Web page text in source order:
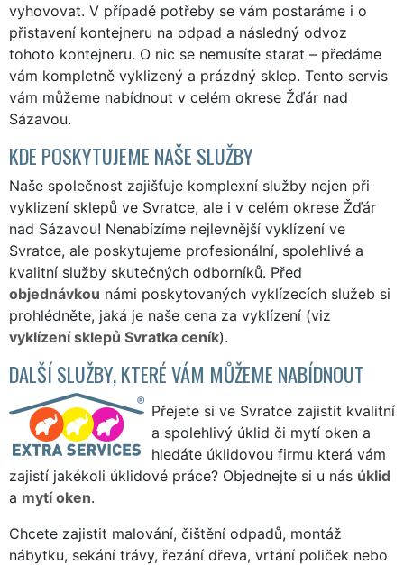
vyhovovat. V případě potřeby se vám postaráme i o
přistavení kontejneru na odpad a následný odvoz
tohoto kontejneru. O nic se nemusíte starat – předáme
vám kompletně vyklizený a prázdný sklep. Tento servis
vám můžeme nabídnout v celém okrese Žďár nad
Sázavou.
KDE POSKYTUJEME NAŠE SLUŽBY
Naše společnost zajišťuje komplexní služby nejen při
vyklizení sklepů ve Svratce, ale i v celém okrese Žďár
nad Sázavou! Nenabízíme nejlevnější vyklízení ve
Svratce, ale poskytujeme profesionální, spolehlivé a
kvalitní služby skutečných odborníků. Před
objednávkou námi poskytovaných vyklízecích služeb si
prohlédněte, jaká je naše cena za vyklízení (viz
vyklízení sklepů Svratka ceník).
DALŠÍ SLUŽBY, KTERÉ VÁM MŮŽEME NABÍDNOUT
Přejete si ve Svratce zajistit kvalitní
a spolehlivý úklid či mytí oken a
hledáte úklidovou firmu která vám
zajistí jakékoli úklidové práce? Objednejte si u nás úklid
a mytí oken.
Chcete zajistit malování, čištění odpadů, montáž
nábytku, sekání trávy, řezání dřeva, vrtání poliček nebo